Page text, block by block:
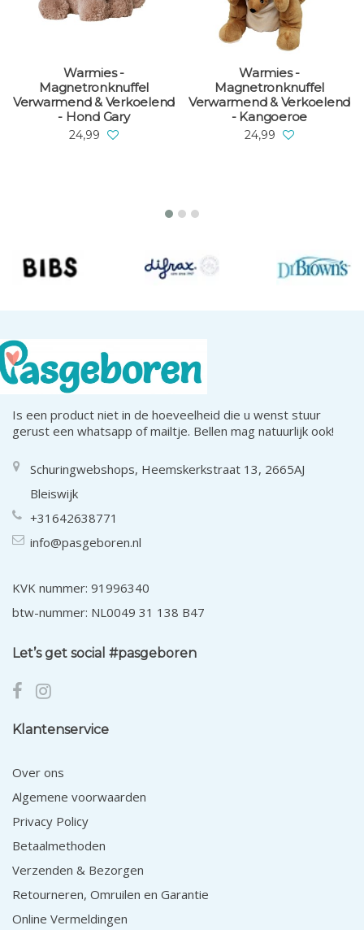
Warmies -
Magnetronknuffel
& Verkoelend
- Hond Gary
24,99
Warmies -
Magnetronknuffel
Verwarmend & Verkoelend
- Kangoeroe
24,99
Is een product niet in de hoeveelheid die u wenst stuur
gerust een whatsapp of mailtje. Bellen mag natuurlijk ook!
Schuringwebshops, Heemskerkstraat 13, 2665AJ
Bleiswijk
+31642638771
info@pasgeboren.nl
KVK nummer: 91996340
btw-nummer: NL0049 31 138 B47
Let’s get social #pasgeboren
Klantenservice
Over ons
Algemene voorwaarden
Privacy Policy
Betaalmethoden
Verzenden & Bezorgen
Retourneren, Omruilen en Garantie
Online Vermeldingen